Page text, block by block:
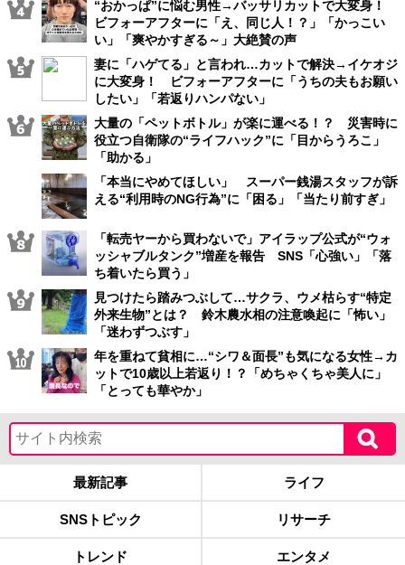
“おかっぱ”に悩む男性→バッサリカットで大変身！
ビフォーアフターに「え、同じ人！？」「かっこい
い」「爽やかすぎる～」大絶賛の声
妻に「ハゲてる」と言われ…カットで解決→イケオジ
に大変身！ ビフォーアフターに「うちの夫もお願い
したい」「若返りハンパない」
大量の「ペットボトル」が楽に運べる！？ 災害時に
役立つ自衛隊の“ライフハック”に「目からうろこ」
「助かる」
「本当にやめてほしい」 スーパー銭湯スタッフが訴
える“利用時のNG行為”に「困る」「当たり前すぎ」
「転売ヤーから買わないで」アイラップ公式が“ウォ
ッシャブルタンク”増産を報告 SNS「心強い」「落
ち着いたら買う」
見つけたら踏みつぶして…サクラ、ウメ枯らす“特定
外来生物”とは？ 鈴木農水相の注意喚起に「怖い」
「迷わずつぶす」
年を重ねて貧相に…“シワ＆面長”も気になる女性→カ
ットで10歳以上若返り！？「めちゃくちゃ美人に」
「とっても華やか」
最新記事 ライフ
SNSトピック リサーチ
トレンド エンタメ